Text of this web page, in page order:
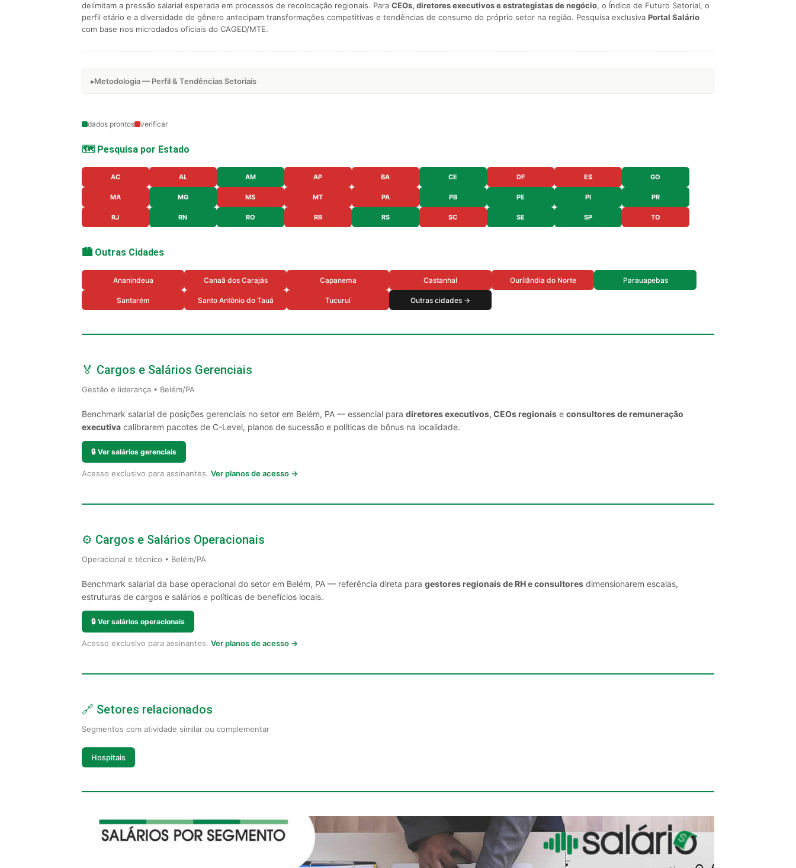
delimitam a pressão salarial esperada em processos de recolocação regionais. Para CEOs, diretores executivos e estrategistas de negócio, o Índice de Futuro Setorial, o
perfil etário e a diversidade de gênero antecipam transformações competitivas e tendências de consumo do próprio setor na região. Pesquisa exclusiva Portal Salário
com base nos microdados oficiais do CAGED/MTE.
Metodologia — Perfil & Tendências Setoriais
dados prontos verificar
🗺️ Pesquisa por Estado
AC AL AM AP BA CE DF ES GO
MA MG MS MT PA PB PE PI PR
RJ RN RO RR RS SC SE SP TO
🏙️ Outras Cidades
Ananindeua Canaã dos Carajás Capanema Castanhal Ourilândia do Norte Parauapebas
Santarém Santo Antônio do Tauá Tucuruí Outras cidades →
🏅 Cargos e Salários Gerenciais
Gestão e liderança • Belém/PA
Benchmark salarial de posições gerenciais no setor em Belém, PA — essencial para diretores executivos, CEOs regionais e consultores de remuneração
executiva calibrarem pacotes de C-Level, planos de sucessão e políticas de bônus na localidade.
🔒 Ver salários gerenciais
Acesso exclusivo para assinantes. Ver planos de acesso →
⚙️ Cargos e Salários Operacionais
Operacional e técnico • Belém/PA
Benchmark salarial da base operacional do setor em Belém, PA — referência direta para gestores regionais de RH e consultores dimensionarem escalas,
estruturas de cargos e salários e políticas de benefícios locais.
🔒 Ver salários operacionais
Acesso exclusivo para assinantes. Ver planos de acesso →
🔗 Setores relacionados
Segmentos com atividade similar ou complementar
Hospitais